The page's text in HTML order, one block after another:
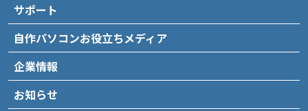
サポート
自作パソコンお役立ちメディア
企業情報
お知らせ